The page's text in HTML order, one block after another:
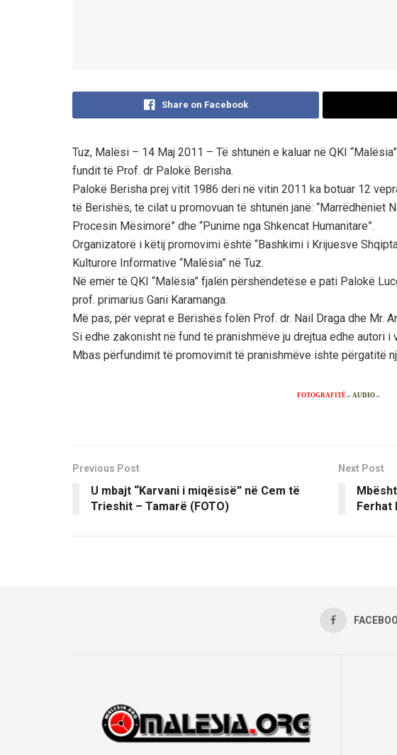
Share on Facebook
Tuz, Malësi – 14 Maj 2011 – Të shtunën e kaluar në QKI
fundit të Prof. dr Palokë Berisha.
Palokë Berisha prej vitit 1986 deri në vitin 2011 ka botuar 12
të Berishës, të cilat u promovuan të shtunën janë: “Marrëdhëniet
Procesin Mësimorë” dhe “Punime nga Shkencat Humanitare”.
Organizatorë i këtij promovimi është “Bashkimi i Krijuesve
Kulturore Informative “Malësia” në Tuz.
Në emër të QKI “Malësia” fjalën përshëndetëse e pati Palokë
prof. primarius Gani Karamanga.
Më pas, për veprat e Berishës folën Prof. dr. Nail Draga dhe Mr.
Si edhe zakonisht në fund të pranishmëve ju drejtua edhe autori i
Mbas përfundimit të promovimit të pranishmëve ishte përgatitë
FOTOGRAFITË – AUDIO –
Previous Post
U mbajt “Karvani i miqësisë” në Cem të
Trieshit – Tamarë (FOTO)
Next Post
Ferhat